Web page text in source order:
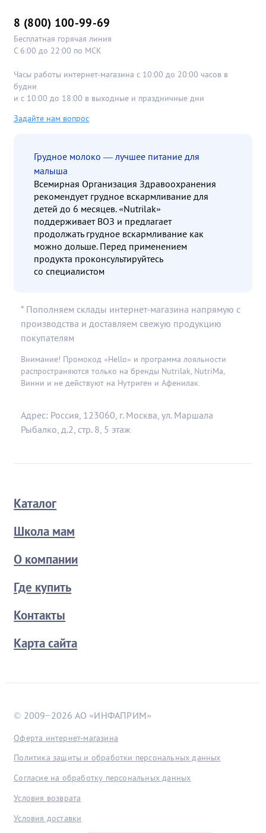
8 (800) 100-99-69
Бесплатная горячая линия
С 6:00 до 22:00 по МСК
Часы работы интернет-магазина с 10:00 до 20:00 часов в
будни
и с 10:00 до 18:00 в выходные и праздничные дни
Задайте нам вопрос
Грудное молоко — лучшее питание для
малыша
Всемирная Организация Здравоохранения
рекомендует грудное вскармливание для
детей до 6 месяцев. «Nutrilak»
поддерживает ВОЗ и предлагает
продолжать грудное вскармливание как
можно дольше. Перед применением
продукта проконсультируйтесь
со специалистом
* Пополняем склады интернет-магазина напрямую с
производства и доставляем свежую продукцию
покупателям
Внимание! Промокод «Hello» и программа лояльности
распространяются только на бренды Nutrilak, NutriMa,
Винни и не действуют на Нутриген и Афенилак.
Адрес: Россия, 123060, г. Москва, ул. Маршала
Рыбалко, д.2, стр. 8, 5 этаж
Каталог
Школа мам
О компании
Где купить
Контакты
Карта сайта
© 2009−2026 АО «ИНФАПРИМ»
Оферта интернет-магазина
Политика защиты и обработки персональных данных
Согласие на обработку персональных данных
Условия возврата
Условия доставки